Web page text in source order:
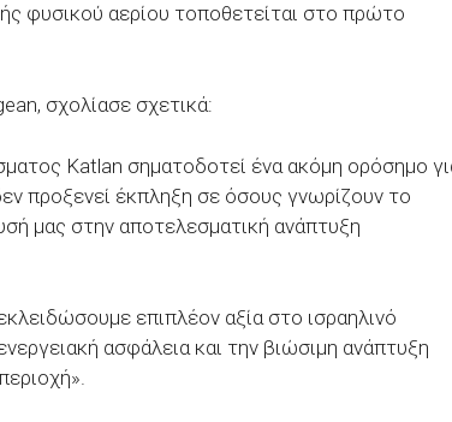
φυσικού αερίου τοποθετείται στο πρώτο
σχολίασε σχετικά:
Katlan σηματοδοτεί ένα ακόμη ορόσημο
προξενεί έκπληξη σε όσους γνωρίζουν το
μας στην αποτελεσματική ανάπτυξη
επιπλέον αξία στο ισραηλινό
ασφάλεια και την βιώσιμη ανάπτυξη